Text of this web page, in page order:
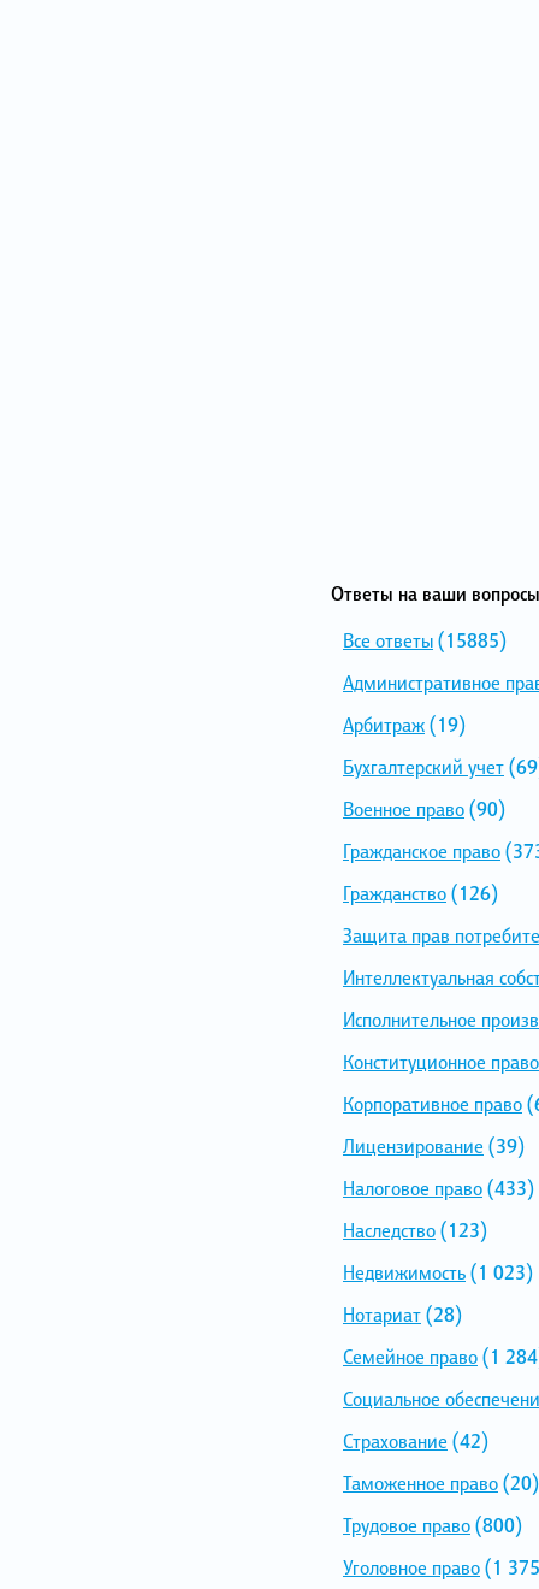
Ответы на ваши
Все ответы(15885)
Административное
Арбитраж(19)
Бухгалтерский учет
Военное право(90)
Гражданское право
Гражданство(126)
Защита прав
Интеллектуальная
Исполнительное
Конституционное право
Корпоративное право
Лицензирование (39)
Налоговое право(433)
Наследство(123)
Недвижимость(1 023)
Нотариат(28)
Семейное право(1
Социальное
Страхование (42)
Таможенное право(20)
Трудовое право(800)
Уголовное право(1